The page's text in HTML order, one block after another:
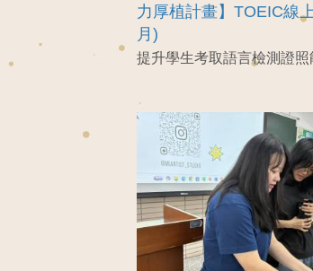
力厚植計畫】TOEIC線
月)
提升學生考取語言檢測證照